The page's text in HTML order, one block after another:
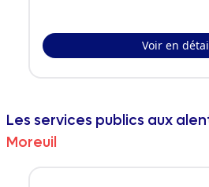
Voir en
Les services publics aux
Moreuil